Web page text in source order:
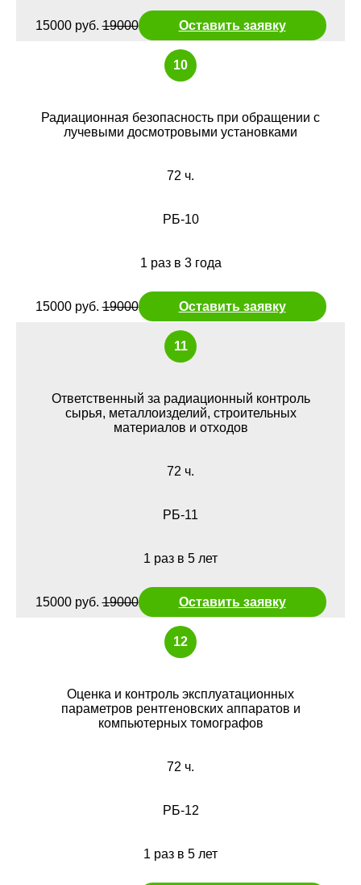
15000 руб.19000 Оставить заявку
10
Радиационная безопасность при обращении с
лучевыми досмотровыми установками
72 ч.
РБ-10
1 раз в 3 года
15000 руб.19000 Оставить заявку
11
Ответственный за радиационный контроль
сырья, металлоизделий, строительных
материалов и отходов
72 ч.
РБ-11
1 раз в 5 лет
15000 руб.19000 Оставить заявку
12
Оценка и контроль эксплуатационных
параметров рентгеновских аппаратов и
компьютерных томографов
72 ч.
РБ-12
1 раз в 5 лет